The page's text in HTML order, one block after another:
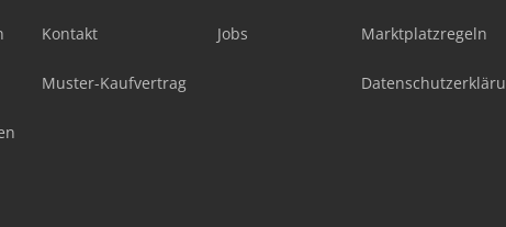
Kontakt
Muster-Kaufvertrag
Jobs Marktplatzregeln